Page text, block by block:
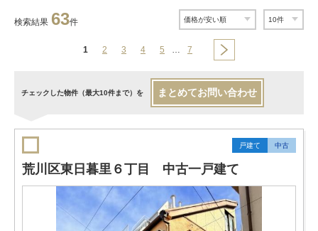
検索結果 63件
1 2 3 4 5 … 7
チェックした物件（最大10件まで）を まとめてお問い合わせ
戸建て 中古
荒川区東日暮里６丁目 中古一戸建て